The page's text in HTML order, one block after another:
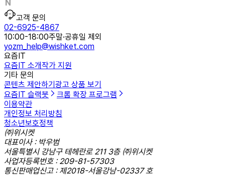
고객 문의
02-6925-4867
10:00-18:00주말·공휴일 제외
yozm_help@wishket.com
요즘IT
요즘IT 소개작가 지원
기타 문의
콘텐츠 제안하기 광고 상품 보기
요즘IT 슬랙봇
크롬 확장 프로그램
이용약관
개인정보 처리방침
청소년보호정책
㈜위시켓
대표이사 : 박우범
서울특별시 강남구 테헤란로 211 3층 ㈜위시켓
사업자등록번호 : 209-81-57303
통신판매업신고 : 제2018-서울강남-02337 호